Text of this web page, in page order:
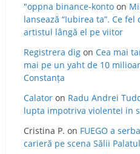
"oppna binance-konto on
lansează “Iubirea ta”. Ce
artistul lângă el pe viitor
Registrera dig on Cea mai
mai pe un yaht de 10
Constanța
Calator on Radu Andrei
lupta impotriva violentei in
Cristina P. on FUEGO a
carieră pe scena Sălii